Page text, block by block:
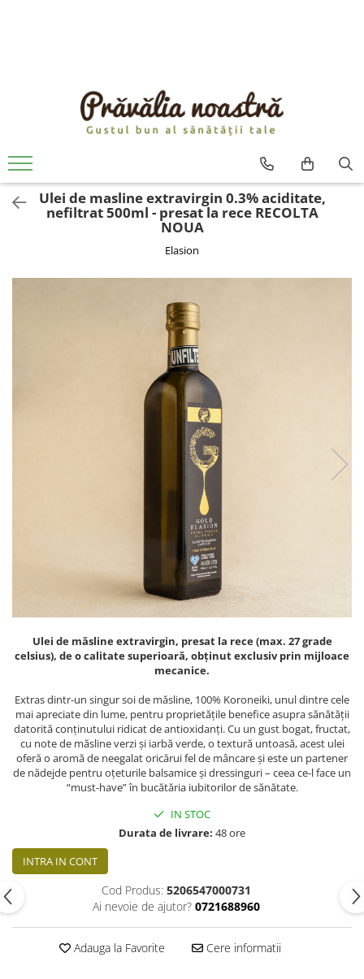
ULEIURI ȘI UNTURI
MĂSLINE
NUCI ȘI SEMINȚE
FRUCTE DESHIDRATATE
ÎNDULCITORI NATURALI / MIERE
CREME ȘI PASTE TARTINABILE
PRODUSE ROMÂNEȘTI
COSMETICE
REMEDII NATURISTE
TOATE PRODUSELE
Ulei de masline extravirgin 0.3% aciditate,
nefiltrat 500ml - presat la rece RECOLTA
NOUA
Elasion
Ulei de măsline extravirgin, presat la rece (max. 27 grade
celsius), de o calitate superioară, obținut exclusiv prin mijloace
mecanice.
Extras dintr-un singur soi de măsline, 100% Koroneiki, unul dintre cele
mai apreciate din lume, pentru proprietățile benefice asupra sănătății
datorită conținutului ridicat de antioxidanți. Cu un gust bogat, fructat,
cu note de măsline verzi și iarbă verde, o textură untoasă, acest ulei
oferă o aromă de neegalat oricărui fel de mâncare și este un partener
de nădejde pentru oțeturile balsamice și dressinguri – ceea ce-l face un
“must-have” în bucătăria iubitorilor de sănătate.
IN STOC
Durata de livrare: 48 ore
INTRA IN CONT
Cod Produs: 5206547000731
Ai nevoie de ajutor? 0721688960
Adauga la Favorite Cere informatii